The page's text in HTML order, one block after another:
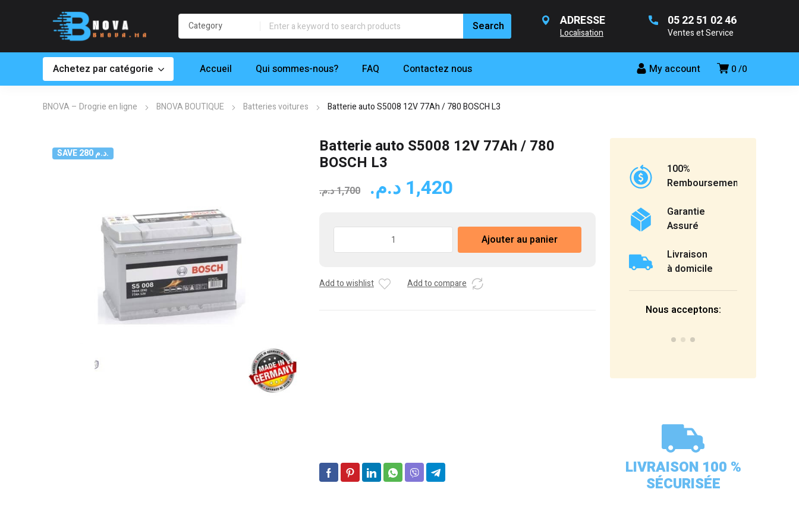
ADRESSE
Localisation
05 22 51 02 46
Ventes et Service
0 0
My account
Achetez par catégorie Accueil Qui sommes-nous? FAQ Contactez nous
BNOVA – Drogrie en ligne BNOVA BOUTIQUE Batteries voitures Batterie auto S5008 12V 77Ah / 780 BOSCH L3
SAVE 280 د.م.
Batterie auto S5008 12V 77Ah / 780
BOSCH L3
1,700د.م. Le
prix
initial
était :
1,420 د.م.
actuel
est :
S5008
Ajouter au panier
Add to wishlist Add to compare
100%
Remboursement
Garantie
Assuré
Livraison
à domicile
Nous acceptons:
LIVRAISON 100 %
SÉCURISÉE